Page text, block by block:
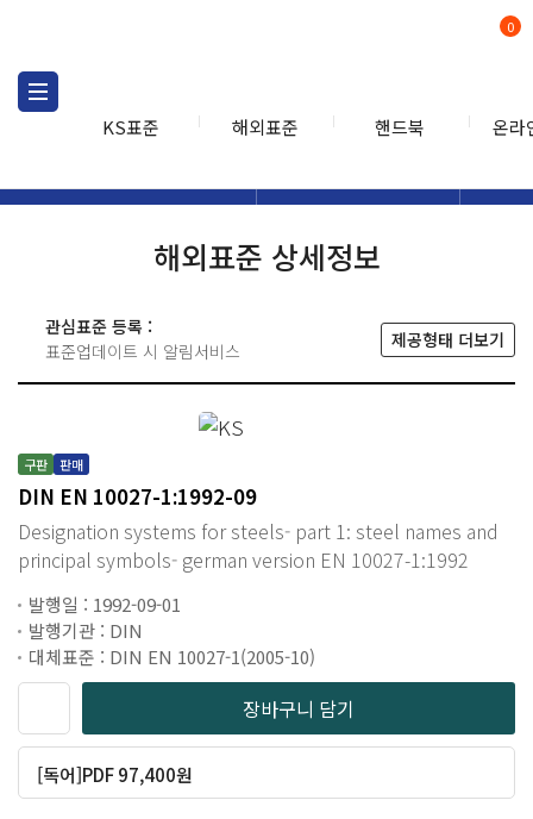
KS표준 해외표준 핸드북 온라
0
해외표준 상세정보
관심표준 등록 :
표준업데이트 시 알림서비스
제공형태 더보기
구판 판매
DIN EN 10027-1:1992-09
Designation systems for steels- part 1: steel names and
principal symbols- german version EN 10027-1:1992
발행일 : 1992-09-01
발행기관 : DIN
대체표준 : DIN EN 10027-1(2005-10)
장바구니 담기
[독어]PDF 97,400원